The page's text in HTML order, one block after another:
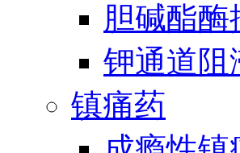
胆碱酯酶
钾通道阻
镇痛药